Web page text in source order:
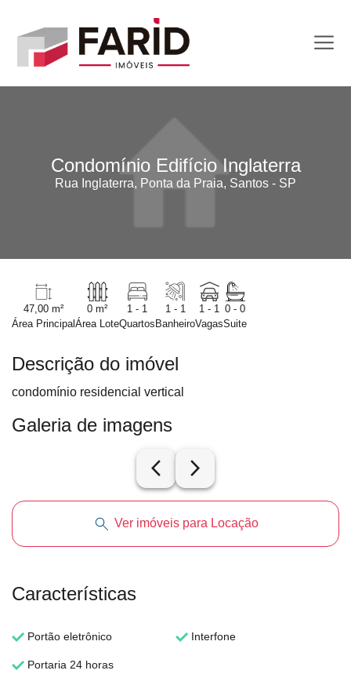
Condomínio Edifício Inglaterra
Rua Inglaterra, Ponta da Praia, Santos - SP
47,00 m²
Área Principal
0 m²
Área Lote
1 - 1
Quartos
1 - 1
Banheiro
1 - 1
Vagas
0 - 0
Suite
Descrição do imóvel
condomínio residencial vertical
Galeria de imagens
arrow_back_ios_new arrow_forward_ios
Ver imóveis para Locação
Características
Portão eletrônico Interfone
Portaria 24 horas